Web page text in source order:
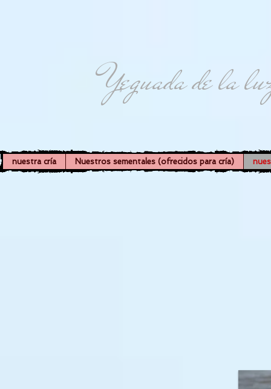
Yeguada de la
nuestra cría Nuestros sementales (ofrecidos para cría)